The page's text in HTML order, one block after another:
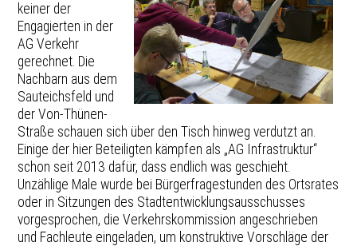
keiner der
Engagierten in der
AG Verkehr
gerechnet. Die
Nachbarn aus dem
Sauteichsfeld und
der Von-Thünen-
Straße schauen sich über den Tisch hinweg verdutzt an.
Einige der hier Beteiligten kämpfen als „AG Infrastruktur“
schon seit 2013 dafür, dass endlich was geschieht.
Unzählige Male wurde bei Bürgerfragestunden des Ortsrates
oder in Sitzungen des Stadtentwicklungsausschusses
vorgesprochen, die Verkehrskommission angeschrieben
und Fachleute eingeladen, um konstruktive Vorschläge der